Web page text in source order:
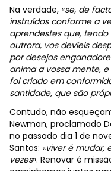
Na verdade, «se, de
instruídos conforme a
aprendestes que,
outrora, vos devíeis
por desejos
anima a vossa mente,
foi criado em
santidade, que são
Contudo, não
Newman, proclamado
no passado dia 1 de
Santos: «viver é mudar,
vezes». Renovar é